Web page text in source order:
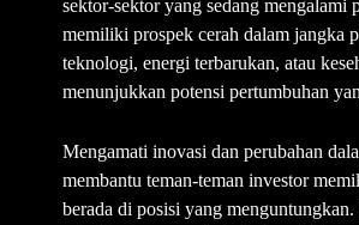
sektor-sektor yang sedang mengalami
memiliki prospek cerah dalam jangka
teknologi, energi terbarukan, atau
menunjukkan potensi pertumbuhan
Mengamati inovasi dan perubahan
membantu teman-teman investor
berada di posisi yang